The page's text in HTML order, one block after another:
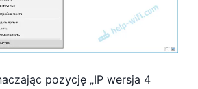
pozycję „IP wersja 4